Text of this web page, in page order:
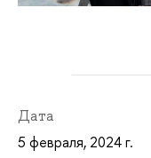
Дата
5 февраля, 2024 г.